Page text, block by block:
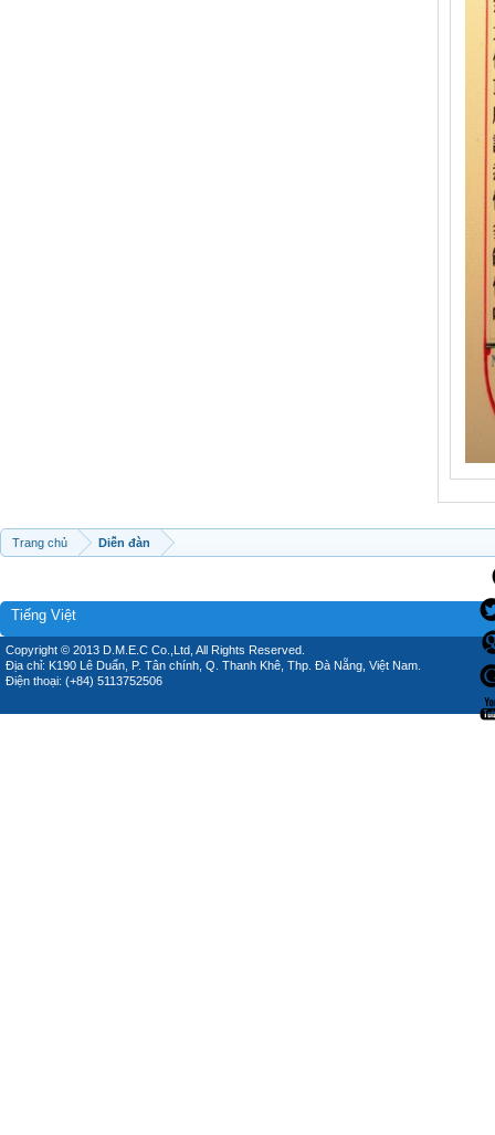
Trang chủ Diễn đàn
Tiếng Việt
Copyright © 2013 D.M.E.C Co.,Ltd, All Rights Reserved.
Địa chỉ: K190 Lê Duẩn, P. Tân chính, Q. Thanh Khê, Thp. Đà Nẵng, Việt Nam.
Điện thoại: (+84) 5113752506